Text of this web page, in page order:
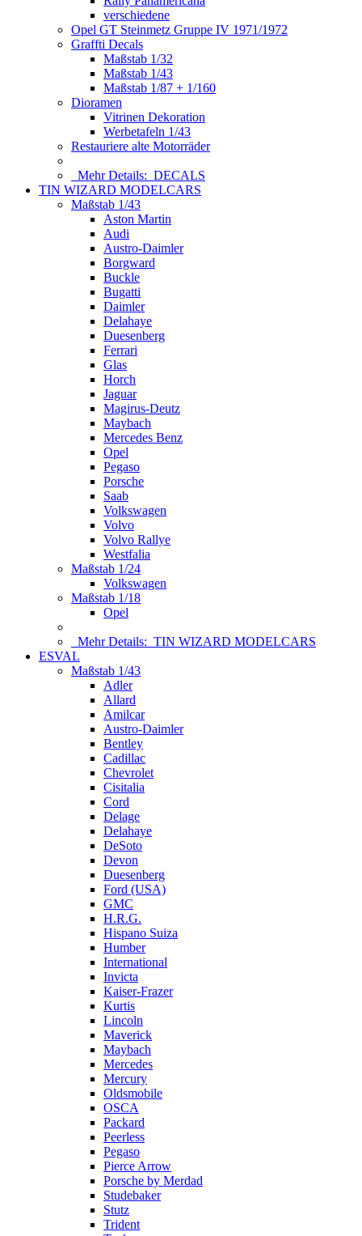
verschiedene
Opel GT Steinmetz Gruppe IV 1971/1972
Graffti Decals
Maßstab 1/32
Maßstab 1/43
Maßstab 1/87 + 1/160
Dioramen
Vitrinen Dekoration
Werbetafeln 1/43
Restauriere alte Motorräder
Mehr Details: DECALS
TIN WIZARD MODELCARS
Maßstab 1/43
Aston Martin
Audi
Austro-Daimler
Borgward
Buckle
Bugatti
Daimler
Delahaye
Duesenberg
Ferrari
Glas
Horch
Jaguar
Magirus-Deutz
Maybach
Mercedes Benz
Opel
Pegaso
Porsche
Saab
Volkswagen
Volvo
Volvo Rallye
Westfalia
Maßstab 1/24
Volkswagen
Maßstab 1/18
Opel
Mehr Details: TIN WIZARD MODELCARS
ESVAL
Maßstab 1/43
Adler
Allard
Amilcar
Austro-Daimler
Bentley
Cadillac
Chevrolet
Cisitalia
Cord
Delage
Delahaye
DeSoto
Devon
Duesenberg
Ford (USA)
GMC
H.R.G.
Hispano Suiza
Humber
International
Invicta
Kaiser-Frazer
Kurtis
Lincoln
Maverick
Maybach
Mercedes
Mercury
Oldsmobile
OSCA
Packard
Peerless
Pegaso
Pierce Arrow
Porsche by Merdad
Studebaker
Stutz
Trident